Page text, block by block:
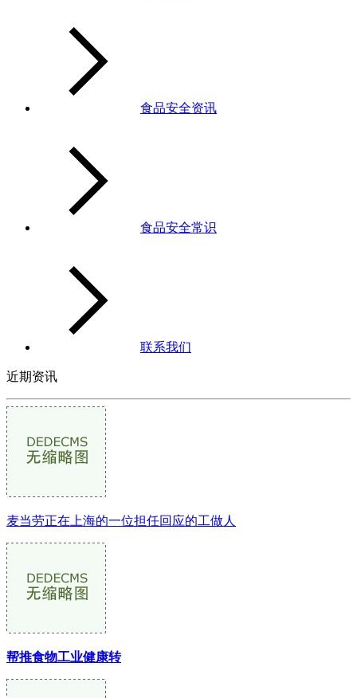
食品安全资讯
食品安全常识
联系我们
近期资讯
麦当劳正在上海的一位担任回应的工做人
帮推食物工业健康转